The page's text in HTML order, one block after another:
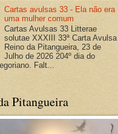
Cartas avulsas 33 - Ela não era
uma mulher comum
Cartas Avulsas 33 Litterae
solutae XXXIII 33ª Carta Avulsa
Reino da Pitangueira, 23 de
Julho de 2026 204º dia do
Falt...
Pitangueira